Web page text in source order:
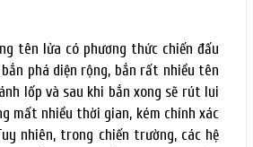
tên lửa có phương thức chiến đấu
phá diện rộng, bắn rất nhiều tên
lốp và sau khi bắn xong sẽ rút lui
mất nhiều thời gian, kém chính xác
nhiên, trong chiến trường, các hệ